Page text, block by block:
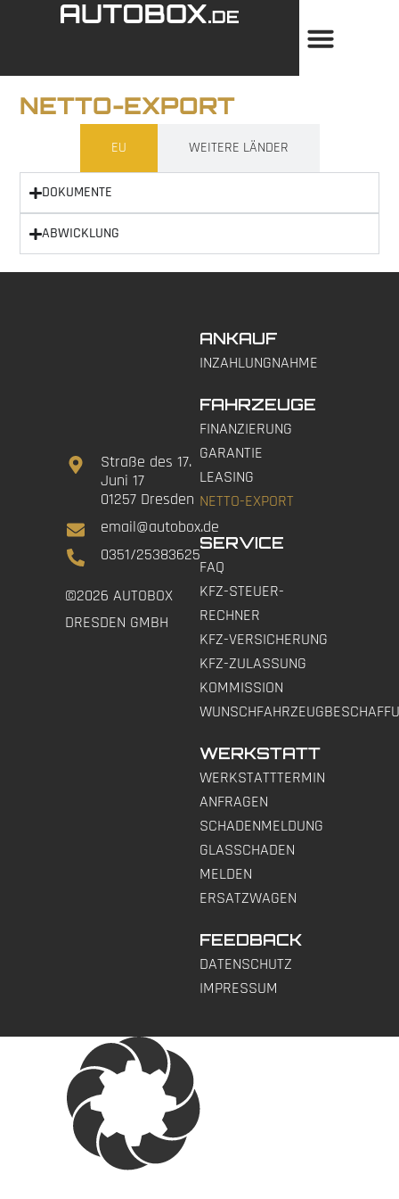
NETTO-EXPORT
EU WEITERE LÄNDER
DOKUMENTE
ABWICKLUNG
Straße des 17.
Juni 17
01257 Dresden
email@autobox.de
0351/25383625
©2026 AUTOBOX
DRESDEN GMBH
ANKAUF
INZAHLUNGNAHME
FAHRZEUGE
FINANZIERUNG
GARANTIE
LEASING
NETTO-EXPORT
SERVICE
FAQ
KFZ-STEUER-
RECHNER
KFZ-VERSICHERUNG
KFZ-ZULASSUNG
KOMMISSION
WERKSTATT
WERKSTATTTERMIN
ANFRAGEN
SCHADENMELDUNG
GLASSCHADEN
MELDEN
ERSATZWAGEN
FEEDBACK
DATENSCHUTZ
IMPRESSUM